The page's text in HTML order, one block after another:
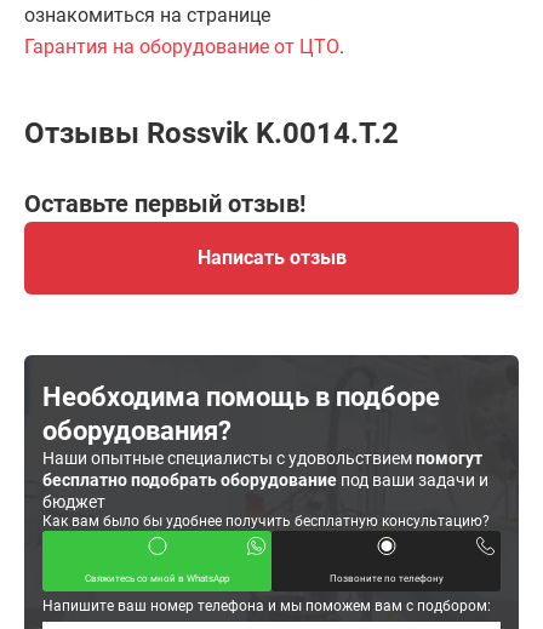
ознакомиться на странице
Гарантия на оборудование от ЦТО.
Отзывы Rossvik K.0014.T.2
Оставьте первый отзыв!
Написать отзыв
Необходима помощь в подборе
оборудования?
Наши опытные специалисты с удовольствиемпомогут
бесплатно подобрать оборудование под ваши задачи и
бюджет
Как вам было бы удобнее получить бесплатную консультацию?
Свяжитесь со мной в WhatsApp Позвоните по телефону
Напишите ваш номер телефона и мы поможем вам с подбором: